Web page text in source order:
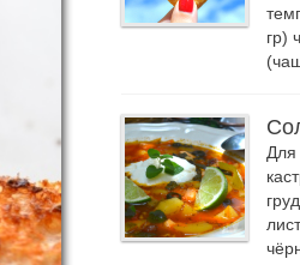
гр)
Для